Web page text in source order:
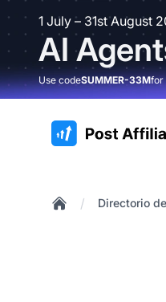
1 July – 31st August
AI
Use codeSUMMER-33Mfor
:site.title
/ Directorio